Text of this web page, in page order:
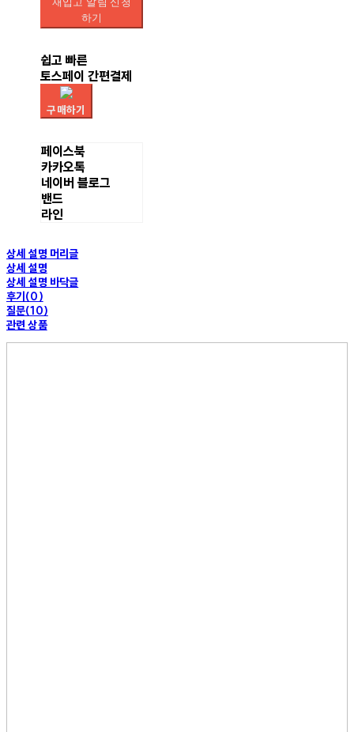
하기
쉽고 빠른
토스페이 간편결제
구매하기
페이스북
카카오톡
네이버 블로그
밴드
라인
상세 설명 머리글
상세 설명
상세 설명 바닥글
후기(0)
질문(10)
관련 상품